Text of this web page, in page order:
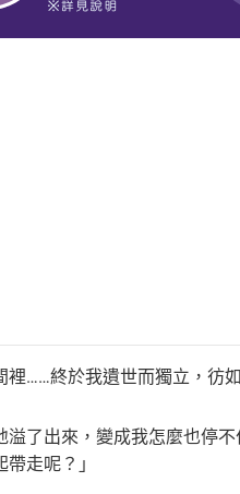
……終於我遺世而獨立，彷
了出來，變成我怎麼也停
走呢？」